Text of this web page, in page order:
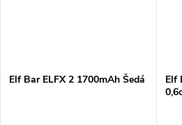
Elf Bar ELFX 2 1700mAh Šedá
Elf